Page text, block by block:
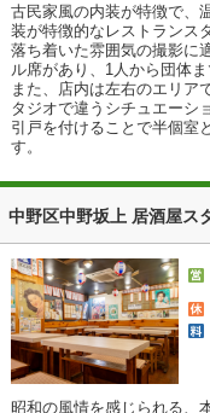
古民家風の内装が特徴で、
装が特徴的なレストランス
落ち着いた雰囲気の撮影に
ル席があり、1人から団体
また、店内は左右のエリア
タジオで違うシチュエーシ
引戸を付けることで半個室
す。
中野区中野坂上 居酒屋ス
昭和の風情を感じられる、